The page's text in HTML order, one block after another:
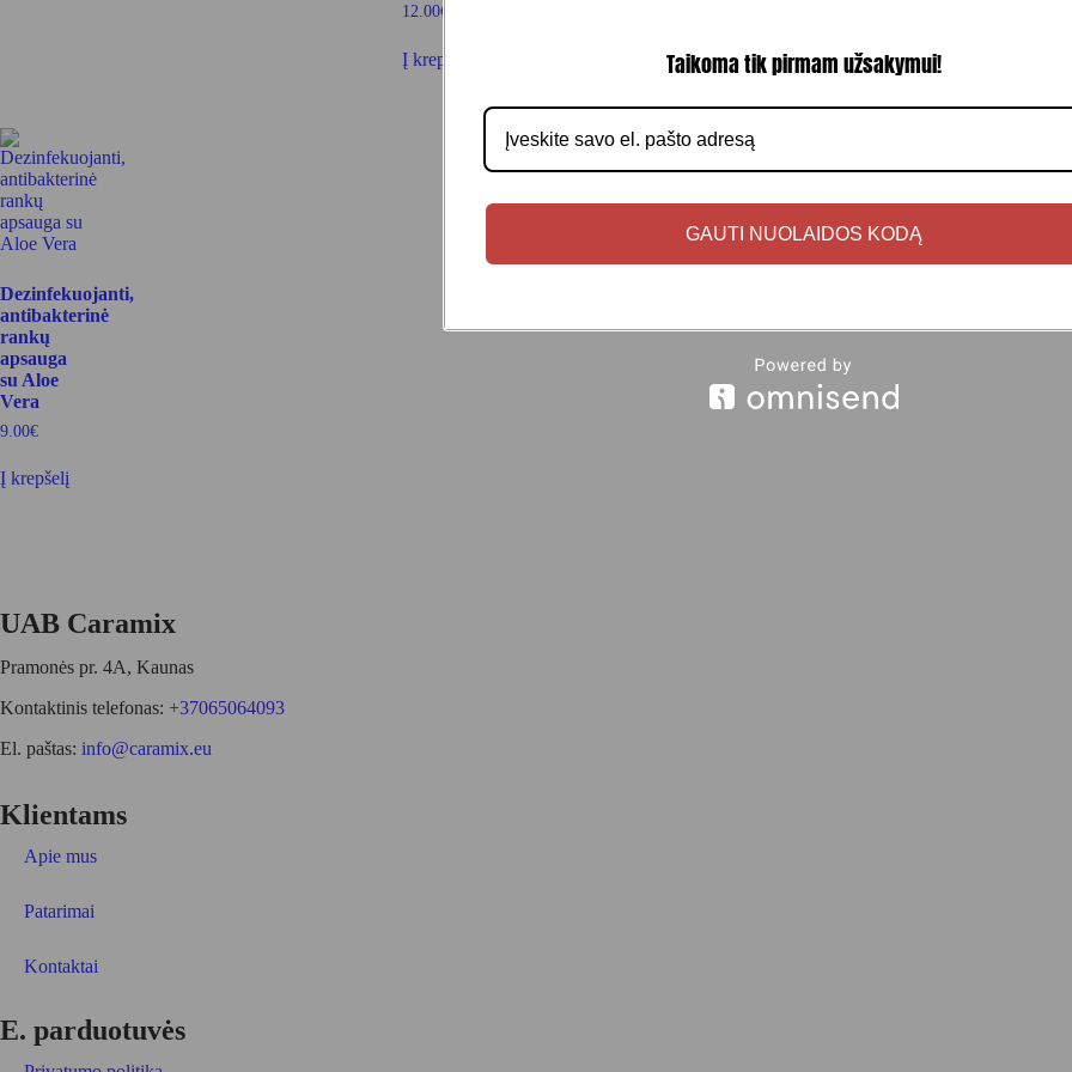
12.00€
Į krepšelį Į krepšelį
Dezinfekuojanti,
antibakterinė
rankų
apsauga
su Aloe
Vera
9.00€
Į krepšelį
UAB Caramix
Pramonės pr. 4A, Kaunas
Kontaktinis telefonas: +37065064093
El. paštas: info@caramix.eu
Klientams
Apie mus
Patarimai
Kontaktai
E. parduotuvės
Taikoma tik pirmam užsakymui!
GAUTI NUOLAIDOS KODĄ